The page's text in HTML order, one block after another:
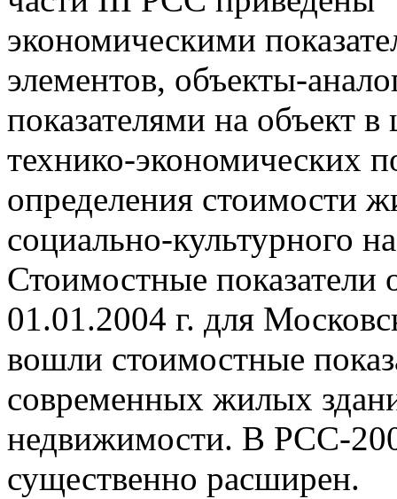
экономическими
элементов, объекты-
показателями на объект
технико-экономических
определения стоимости
социально-культурного
Стоимостные показатели
01.01.2004 г. для
вошли стоимостные
современных жилых
недвижимости. В РСС-
существенно расширен.